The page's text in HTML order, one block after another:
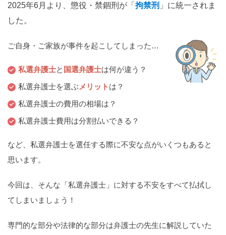
四国
鹿児島
詐欺 逮捕 示談
2025年6月より、懲役・禁錮刑が「 拘禁刑 」に統一されま
した。
ご自身・ご家族が事件を起こしてしまった…
私選弁護士と 国選弁護士は何が違う？
私選弁護士を選ぶ メリット は？
私選弁護士の費用の相場は？
私選弁護士費用は分割払いできる？
など、私選弁護士を選任する際に不安な点がいくつもあると
思います。
今回は、そんな「私選弁護士」に対する不安をすべて払拭し
てしまいましょう！
専門的な部分や法律的な部分は弁護士の先生に解説していた